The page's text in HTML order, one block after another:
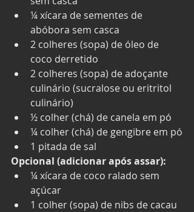
¼ xícara de sementes de
abóbora sem casca
2 colheres (sopa) de óleo de
coco derretido
2 colheres (sopa) de adoçante
culinário (sucralose ou eritritol
culinário)
½ colher (chá) de canela em pó
¼ colher (chá) de gengibre em pó
1 pitada de sal
Opcional (adicionar após assar):
¼ xícara de coco ralado sem
açúcar
1 colher (sopa) de nibs de cacau